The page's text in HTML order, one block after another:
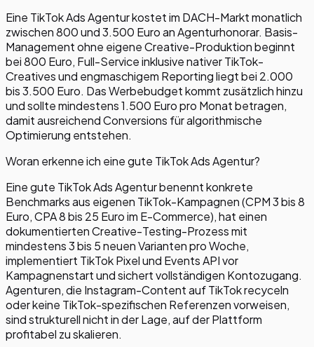
Eine TikTok Ads Agentur kostet im DACH-Markt monatlich
zwischen 800 und 3.500 Euro an Agenturhonorar. Basis-
Management ohne eigene Creative-Produktion beginnt
bei 800 Euro, Full-Service inklusive nativer TikTok-
Creatives und engmaschigem Reporting liegt bei 2.000
bis 3.500 Euro. Das Werbebudget kommt zusätzlich hinzu
und sollte mindestens 1.500 Euro pro Monat betragen,
damit ausreichend Conversions für algorithmische
Optimierung entstehen.
Woran erkenne ich eine gute TikTok Ads Agentur?
Eine gute TikTok Ads Agentur benennt konkrete
Benchmarks aus eigenen TikTok-Kampagnen (CPM 3 bis 8
Euro, CPA 8 bis 25 Euro im E-Commerce), hat einen
dokumentierten Creative-Testing-Prozess mit
mindestens 3 bis 5 neuen Varianten pro Woche,
implementiert TikTok Pixel und Events API vor
Kampagnenstart und sichert vollständigen Kontozugang.
Agenturen, die Instagram-Content auf TikTok recyceln
oder keine TikTok-spezifischen Referenzen vorweisen,
sind strukturell nicht in der Lage, auf der Plattform
profitabel zu skalieren.